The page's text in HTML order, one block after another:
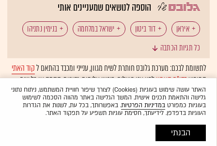
הוספה לנושאים שמעניינים אותי
איראן דוד ביטון ישראל במלחמה בנימין נתניהו
כל תגיות הכתבה
לתשומת לבכם: מערכת גלובס חותרת לשיח מגוון, ענייני ומכבד בהתאם לקוד האתי
המופיעבדו"ח האמוןלפיו אנו פועלים. ביטויי אלימות, גזענות, הסתה או כל שיח
בלתי הולם אחר מסוננים בצורהאוטומטיתולא יפורסמו באתר.
האתר עושה שימוש בעוגיות (Cookies) לצורך שיפור חוויית המשתמש, ניתוח נתוני
גלישה והתאמת תכנים אישית. המשך הגלישה באתר מהווה הסכמה לשימוש
בעוגיות כמפורטבמדיניות הפרטיות. באפשרותך, בכל עת, לשנות את הגדרות
העוגיות בדפדפן. לידיעתך, חסימת עוגיות תשפיע על תפקוד האתר.
הבנתי